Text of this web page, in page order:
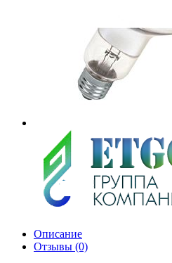
Описание
Отзывы (0)